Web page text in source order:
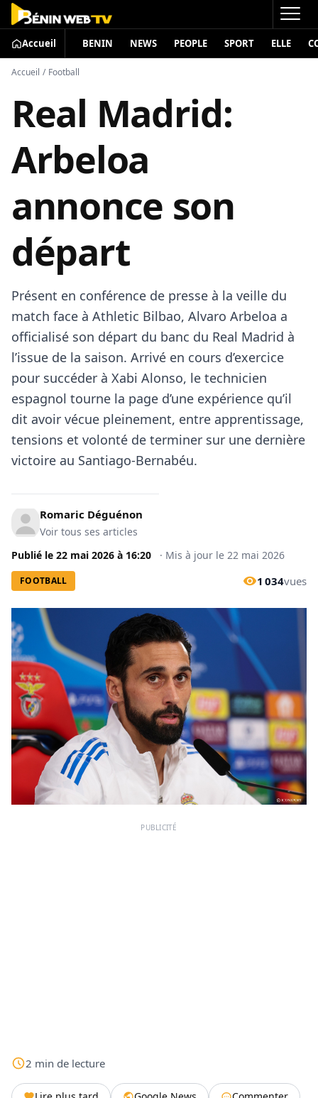
Accueil BENIN NEWS PEOPLE SPORT ELLE
Accueil / Football
Real Madrid:
Arbeloa
annonce son
départ
Présent en conférence de presse à la veille du
match face à Athletic Bilbao, Alvaro Arbeloa a
officialisé son départ du banc du Real Madrid à
l’issue de la saison. Arrivé en cours d’exercice
pour succéder à Xabi Alonso, le technicien
espagnol tourne la page d’une expérience qu’il
dit avoir vécue pleinement, entre apprentissage,
tensions et volonté de terminer sur une dernière
victoire au Santiago-Bernabéu.
Romaric Déguénon
Voir tous ses articles
Publié le 22 mai 2026 à 16:20 · Mis à jour le 22 mai 2026
FOOTBALL 1 034vues
PUBLICITÉ
2 min de lecture